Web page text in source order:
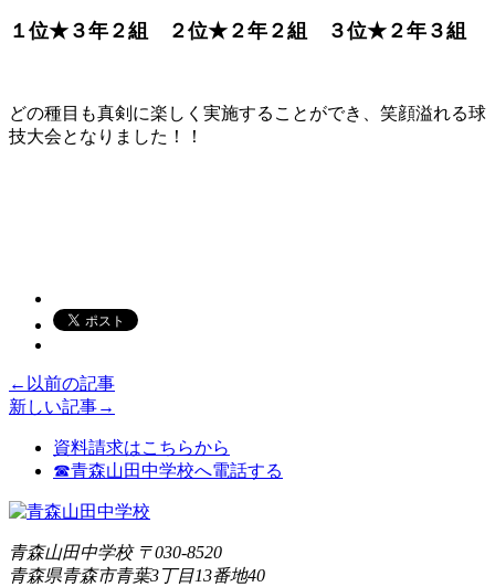
１位★３年２組 ２位★２年２組 ３位★２年３組
どの種目も真剣に楽しく実施することができ、笑顔溢れる球
技大会となりました！！
←以前の記事
新しい記事→
資料請求はこちらから
☎青森山田中学校へ電話する
青森山田中学校〒030-8520
青森県青森市青葉3丁目13番地40